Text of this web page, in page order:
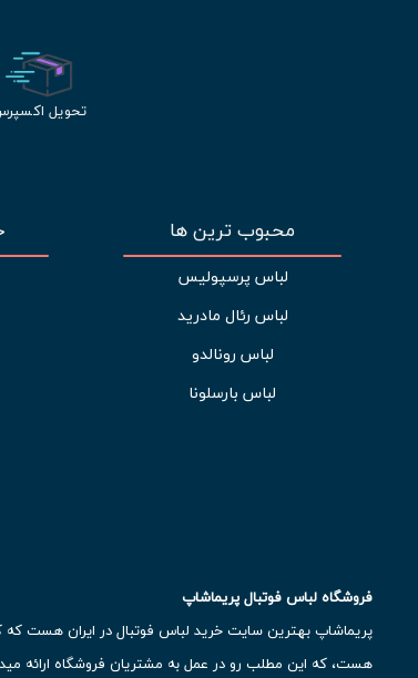
تحویل
محبوب ترین ها
لباس پرسپولیس
لباس رئال مادرید
لباس رونالدو
لباس بارسلونا
فروشگاه لباس فوتبال پریماشاپ
پریماشاپ بهترین سایت خرید لباس فوتبال در ایران هست که
هست، که این مطلب رو در عمل به مشتریان فروشگاه ارائه